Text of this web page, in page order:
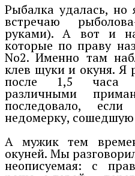
Рыбалка удалась,
встречаю
руками). А вот и
которые по праву
No2. Именно там
клев щуки и окуня. Я
после 1,5 часа
различными
последовало,
недомерку, сошедшую
А мужик тем
окуней. Мы
неописуемая: с